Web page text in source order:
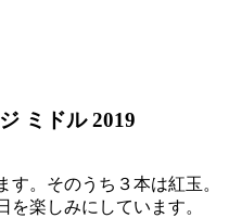
ミドル 2019
。そのうち３本は紅玉。
楽しみにしています。